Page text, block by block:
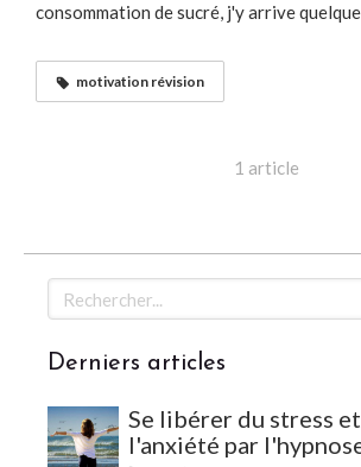
consommation de sucré, j'y arrive
motivation révision
1 article
Rechercher
Derniers articles
Se libérer du stress
l'anxiété par